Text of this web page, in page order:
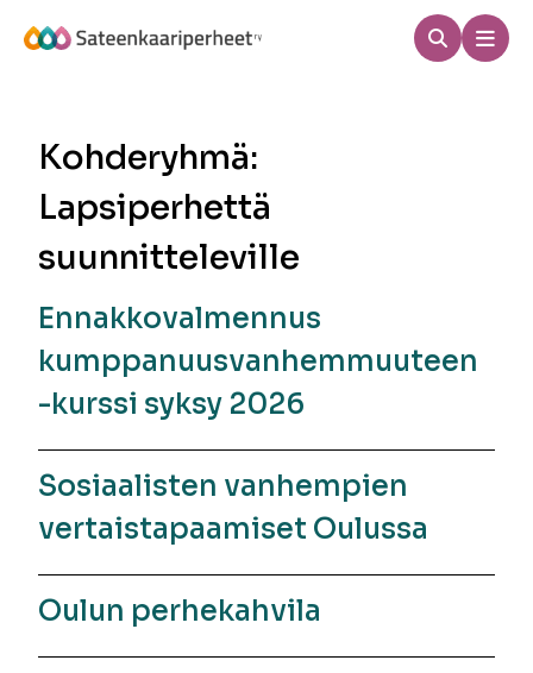
sisältöön
Haku
Kohderyhmä:
Lapsiperhettä
suunnitteleville
Ennakkovalmennus
kumppanuusvanhemmuuteen
-kurssi syksy 2026
Sosiaalisten vanhempien
vertaistapaamiset Oulussa
Oulun perhekahvila